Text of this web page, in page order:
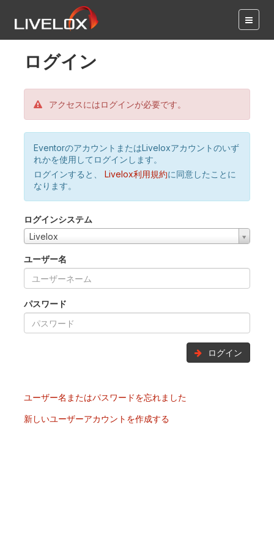
ログイン
アクセスにはログインが必要です。
EventorのアカウントまたはLiveloxアカウントのいず
れかを使用してログインします。
ログインすると、
Livelox利用規約に同意したことに
なります。
ログインシステム
Livelox
ユーザー名
パスワード
ログイン
ユーザー名またはパスワードを忘れました
新しいユーザーアカウントを作成する